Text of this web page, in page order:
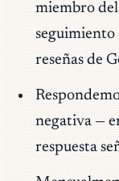
miembro del
seguimiento
reseñas de
negativa —
respuesta